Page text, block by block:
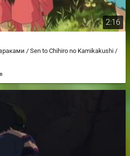
2:16
/ Sen to Chihiro no Kamikakushi /